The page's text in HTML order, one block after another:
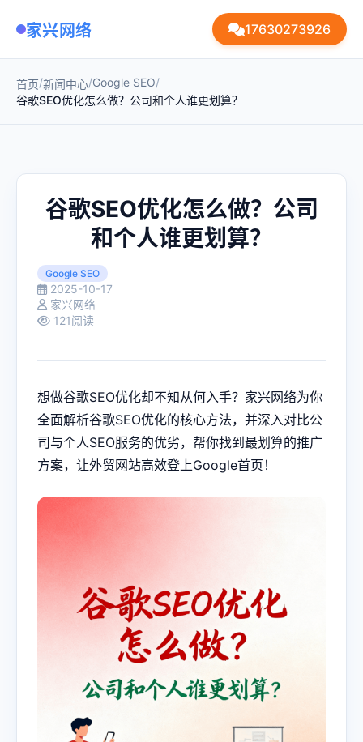
家兴网络 17630273926
首页/新闻中心/Google SEO/
谷歌SEO优化怎么做？公司和个人谁更划算？
谷歌SEO优化怎么做？公司
和个人谁更划算？
Google SEO
2025-10-17
家兴网络
121阅读
想做谷歌SEO优化却不知从何入手？家兴网络为你
全面解析谷歌SEO优化的核心方法，并深入对比公
司与个人SEO服务的优劣，帮你找到最划算的推广
方案，让外贸网站高效登上Google首页！